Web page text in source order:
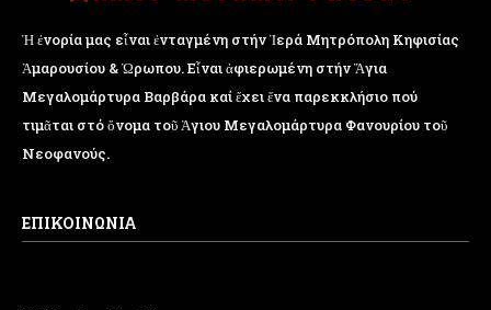
Ἡ ἐνορία μας εἶναι ἐνταγμένη στήν Ἱερά Μητρόπολη Κηφισίας
Ἁμαρουσίου & Ὠρωπου. Εἶναι ἀφιερωμένη στήν Ἅγια
Μεγαλομάρτυρα Βαρβάρα καί ἔχει ἕνα παρεκκλήσιο πού
τιμᾶται στό ὄνομα τοῦ Ἁγιου Μεγαλομάρτυρα Φανουρίου τοῦ
Νεοφανούς.
ΕΠΙΚΟΙΝΩΝΙΑ